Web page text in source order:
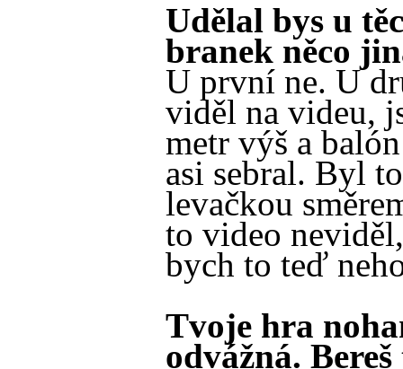
Udělal bys u
branek něco
U první ne. U
viděl na videu,
metr výš a
asi sebral. Byl
levačkou
to video
bych to teď
Tvoje hra
odvážná.